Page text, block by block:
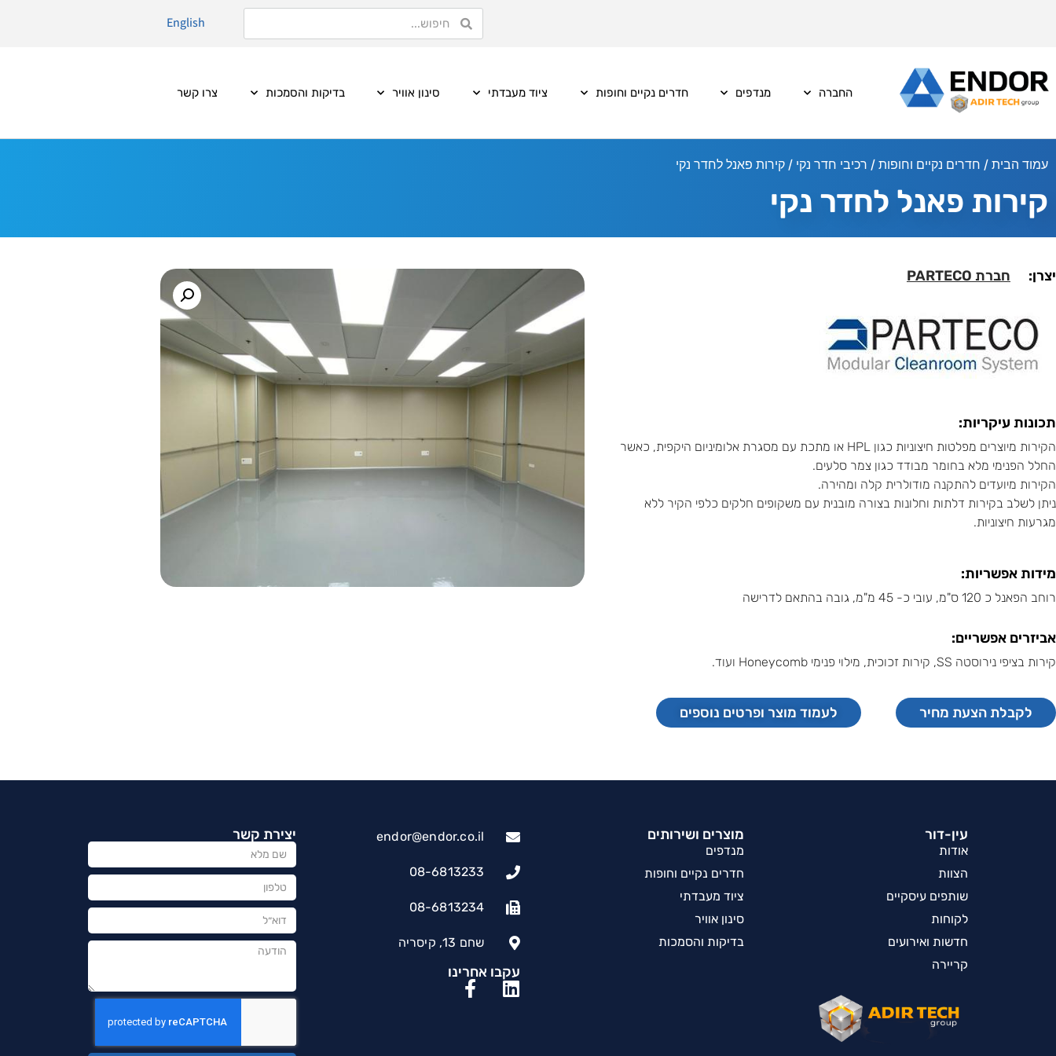
English
החברה מנדפים חדרים נקיים וחופות ציוד מעבדתי סינון אוויר בדיקות והסמכות צרו קשר
עמוד הבית / חדרים נקיים וחופות / רכיבי חדר נקי / קירות פאנל לחדר נקי
קירות פאנל לחדר נקי
יצרן: חברת PARTECO
תכונות עיקריות:
הקירות מיוצרים מפלטות חיצוניות כגון HPL או מתכת עם מסגרת אלומיניום היקפית, כאשר
החלל הפנימי מלא בחומר מבודד כגון צמר סלעים.
הקירות מיועדים להתקנה מודולרית קלה ומהירה.
ניתן לשלב בקירות דלתות וחלונות בצורה מובנית עם משקופים חלקים כלפי הקיר ללא
מגרעות חיצוניות.
מידות אפשריות:
רוחב הפאנל כ 120 ס"מ, עובי כ- 45 מ"מ, גובה בהתאם לדרישה
אביזרים אפשריים:
קירות בציפי נירוסטה SS, קירות זכוכית, מילוי פנימי Honeycomb ועוד.
לקבלת הצעת מחיר לעמוד מוצר ופרטים נוספים
מוצרים ושירותים
מנדפים
חדרים נקיים וחופות
ציוד מעבדתי
סינון אוויר
בדיקות והסמכות
עין-דור
אודות
הצוות
שותפים עיסקיים
לקוחות
חדשות ואירועים
קריירה
יצירת קשר endor@endor.co.il
08-6813233
08-6813234
שחם 13, קיסריה
עקבו אחרינו